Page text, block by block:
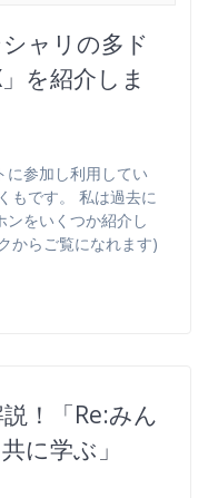
ャリの多ド
を紹介しま
参加し利用してい
もです。 私は過去に
をいくつか紹介し
からご覧になれます)
！「Re:みん
に学ぶ」